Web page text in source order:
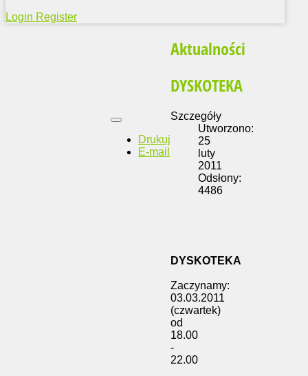
Login Register
Aktualności
DYSKOTEKA
Drukuj
E-mail
Szczegóły
Utworzono:
25
luty
2011
Odsłony:
4486
DYSKOTEKA
Zaczynamy:
03.03.2011
(czwartek)
od
18.00
-
22.00